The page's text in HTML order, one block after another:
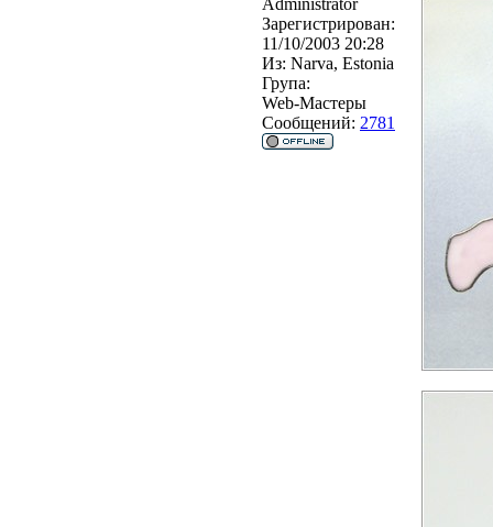
Administrator
Зарегистрирован:
11/10/2003 20:28
Из: Narva, Estonia
Група:
Web-Мастеры
Сообщений: 2781